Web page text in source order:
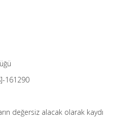
161290
değersiz alacak olarak kaydı